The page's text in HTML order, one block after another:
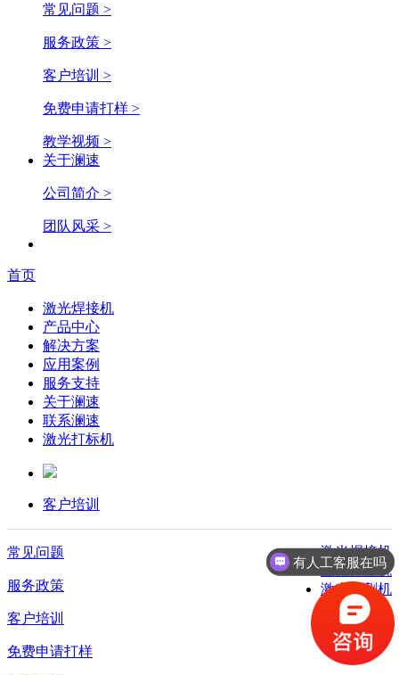
常见问题 >
服务政策 >
客户培训 >
免费申请打样 >
教学视频 >
关于澜速
公司简介 >
团队风采 >
首页
激光焊接机
产品中心
解决方案
应用案例
服务支持
关于澜速
联系澜速
激光打标机
客户培训
激光焊接机
激光打标机
激光切割机
常见问题
服务政策
客户培训
免费申请打样
有人工客服在吗